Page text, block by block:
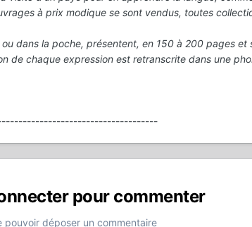
à prix modique se sont vendus, toutes
dans la poche, présentent, en 150 à 200 pages et
de chaque expression est retranscrite dans une
pour commenter
déposer un commentaire